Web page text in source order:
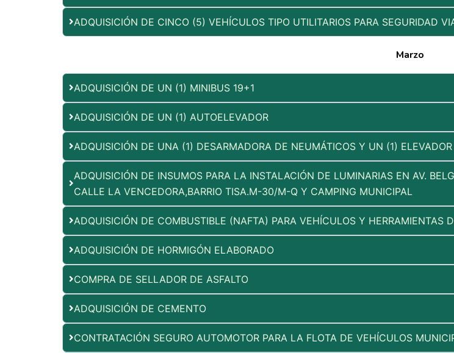
ADQUISICIÓN DE CINCO (5) VEHÍCULOS TIPO UTILITARIOS PARA SEGURIDAD
Marzo
ADQUISICIÓN DE UN (1) MINIBUS 19+1
ADQUISICIÓN DE UN (1) AUTOELEVADOR
ADQUISICIÓN DE UNA (1) DESARMADORA DE NEUMÁTICOS Y UN (1)
ADQUISICIÓN DE INSUMOS PARA LA INSTALACIÓN DE LUMINARIAS EN AV.
CALLE LA VENCEDORA,BARRIO TISA.M-30/M-Q Y CAMPING MUNICIPAL
ADQUISICIÓN DE COMBUSTIBLE (NAFTA) PARA VEHÍCULOS Y HERRAMIENTAS
ADQUISICIÓN DE HORMIGÓN ELABORADO
COMPRA DE SELLADOR DE ASFALTO
ADQUISICIÓN DE CEMENTO
CONTRATACIÓN SEGURO AUTOMOTOR PARA LA FLOTA DE VEHÍCULOS